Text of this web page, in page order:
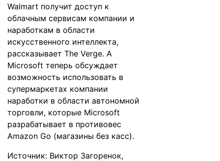
Walmart получит доступ к
облачным сервисам компании и
наработкам в области
искусственного интеллекта,
рассказывает The Verge. А
Microsoft теперь обсуждает
возможность использовать в
супермаркетах компании
наработки в области автономной
торговли, которые Microsoft
разрабатывает в противовес
Amazon Go (магазины без касс).
Источник: Виктор Загоренок,